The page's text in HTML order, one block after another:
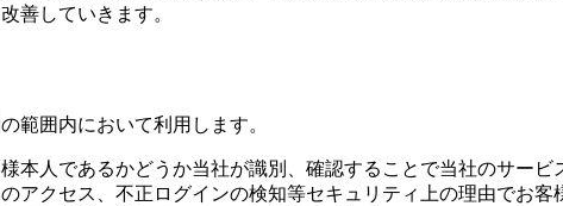
善していきます。
範囲内において利用します。
本人であるかどうか当社が識別、確認することで当社のサービ
アクセス、不正ログインの検知等セキュリティ上の理由でお客